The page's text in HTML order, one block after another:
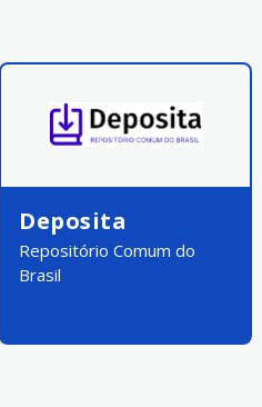
Deposita
Repositório Comum do
Brasil